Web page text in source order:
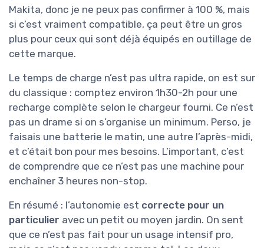
Makita, donc je ne peux pas confirmer à 100 %, mais
si c’est vraiment compatible, ça peut être un gros
plus pour ceux qui sont déjà équipés en outillage de
cette marque.
Le temps de charge n’est pas ultra rapide, on est sur
du classique : comptez environ 1h30-2h pour une
recharge complète selon le chargeur fourni. Ce n’est
pas un drame si on s’organise un minimum. Perso, je
faisais une batterie le matin, une autre l’après-midi,
et c’était bon pour mes besoins. L’important, c’est
de comprendre que ce n’est pas une machine pour
enchaîner 3 heures non-stop.
En résumé : l’autonomie est correcte pour un
particulier avec un petit ou moyen jardin. On sent
que ce n’est pas fait pour un usage intensif pro,